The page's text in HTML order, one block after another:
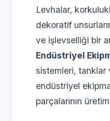
Levhalar,
dekoratif
ve işlevselliği bir
Endüstriyel
sistemleri, tanklar
endüstriyel
parçalarının